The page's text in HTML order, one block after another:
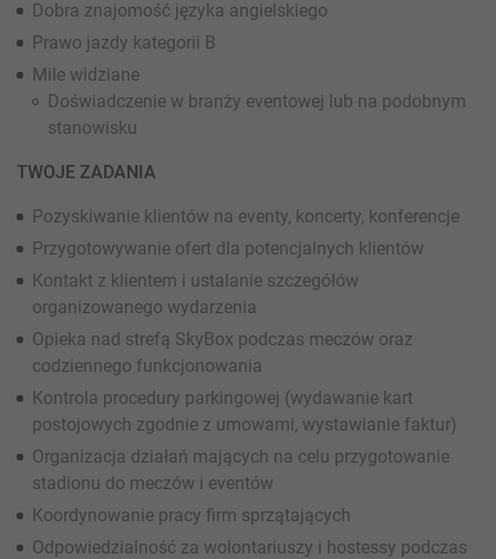
Dobra znajomość języka angielskiego
Prawo jazdy kategorii B
Mile widziane
Doświadczenie w branży eventowej lub na podobnym
stanowisku
TWOJE ZADANIA
Pozyskiwanie klientów na eventy, koncerty, konferencje
Przygotowywanie ofert dla potencjalnych klientów
Kontakt z klientem i ustalanie szczegółów
organizowanego wydarzenia
Opieka nad strefą SkyBox podczas meczów oraz
codziennego funkcjonowania
Kontrola procedury parkingowej (wydawanie kart
postojowych zgodnie z umowami, wystawianie faktur)
Organizacja działań mających na celu przygotowanie
stadionu do meczów i eventów
Koordynowanie pracy firm sprzątających
Odpowiedzialność za wolontariuszy i hostessy podczas